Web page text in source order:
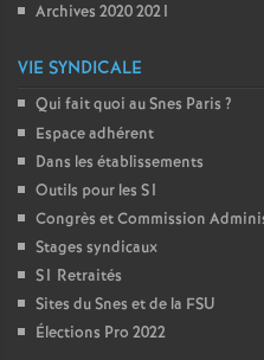
Archives 2020 2021
VIE SYNDICALE
Qui fait quoi au Snes Paris ?
Espace adhérent
Dans les établissements
Outils pour les S1
Congrès et Commission
Stages syndicaux
S1 Retraités
Sites du Snes et de la FSU
Élections Pro 2022